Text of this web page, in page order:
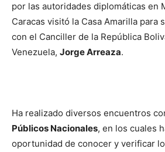
por las autoridades diplomáticas en
Caracas visitó la Casa Amarilla para
con el Canciller de la República
Venezuela, Jorge Arreaza.
Ha realizado diversos encuentros
Públicos Nacionales, en los cuales
oportunidad de conocer y verificar